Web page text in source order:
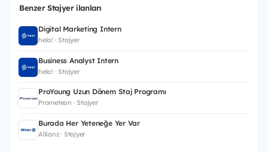
Benzer Stajyer ilanları
Digital Marketing Intern
helo! · Stajyer
Business Analyst Intern
helo! · Stajyer
ProYoung Uzun Dönem Staj Programı
Prometeon · Stajyer
Burada Her Yeteneğe Yer Var
Allianz · Stajyer